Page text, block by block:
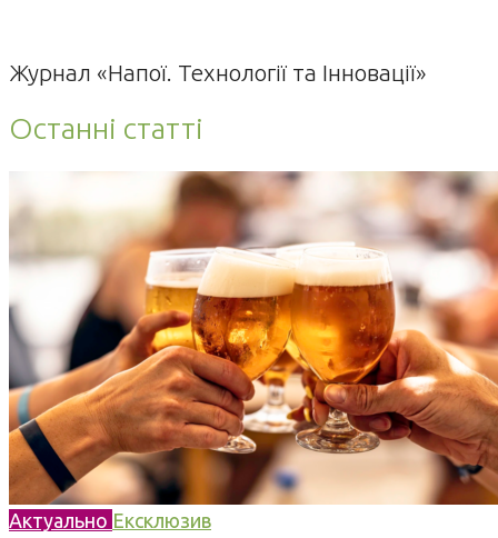
Журнал «Напої. Технології та Інновації»
Останні статті
Актуально Ексклюзив